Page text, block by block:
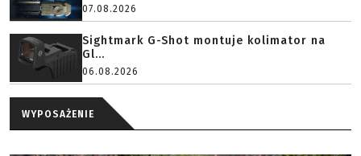
07.08.2026
Sightmark G-Shot montuje kolimator na
Gl...
06.08.2026
WYPOSAŻENIE